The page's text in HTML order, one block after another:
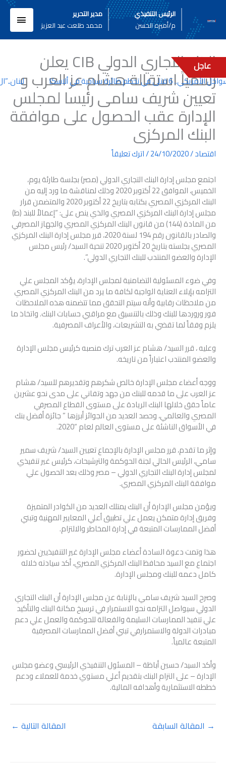
المحتوى
الرئيس التنفيذي
م/أميره الحسن
مدير التحرير
محمد طلعت عبد العزيز
عاجل
في تحطم طائرة سياحية في ألاسكا
البنك التجاري الدولي CIB يعلن
رسمياً استقالة هشام عز العرب و
تعيين شريف سامى رئيسا لمجلس
الإدارة عقب الحصول على موافقة
البنك المركزى
اقتصاد/
24/10/2020
/اترك تعليقاً
اجتمع مجلس إدارة البنك التجاري الدولي (مصر) بجلسة طارئة يوم،
الخميس، الموافق 22 أكتوبر 2020 وذلك لمناقشة ما ورد إليه من
البنك المركزي المصري بكتابه بتاريخ 22 أكتوبر 2020 والمتضمن قرار
مجلس إدارة البنك المركزي المصري والذي ينص على: “إعمالاً للبند (ط)
من المادة (144) من قانون البنك المركزي المصري والجهاز المصرفي
والصادر بالقانون رقم 194 لسنة 2020، قرر مجلس إدارة البنك المركزي
المصري بجلسته بتاريخ 20 أكتوبر 2020 تنحية السيد/ رئيس مجلس
الإدارة والعضو المنتدب للبنك التجاري الدولي”.
وفي ضوء المسئولية التضامنية لمجلس الإدارة، يؤكد المجلس علي
التزامه بإيلاء العناية الواجبة لكافة ما يرد من البنك المركزي المصري
من ملاحظات رقابية وأنه سيتم التحقق مما تتضمنه هذه الملاحظات
فور وروردها للبنك وذلك بالتنسيق مع مراقبي حسابات البنك. واتخاذ ما
يلزم وفقاً لما تقضي به التشريعات، والأعراف المصرفية.
وعليه ، قرر السيد/ هشام عز العرب ترك منصبه كرئيس مجلس الإدارة
والعضو المنتدب اعتباراً من تاريخه.
ووجه أعضاء مجلس الإدارة خالص شكرهم وتقديرهم للسيد/ هشام
عز العرب على ما قدمه للبنك من جهد وتفاني على مدى نحو عشرين
عاماً حقق خلالها البنك الريادة على مستوى القطاع المصرفي
المصري والعالمي، وحصد العديد من الجوائز أبرزها ” جائزة أفضل بنك
في الأسواق الناشئة على مستوى العالم لعام “2020.
وإثر ما تقدم، قرر مجلس الإدارة بالإجماع تعيين السيد/ شريف سمير
سامي، الرئيس الحالي لجنة الحوكمة والترشيحات، كرئيس غير تنفيذي
لمجلس إدارة البنك التجاري الدولي – مصر وذلك بعد الحصول علي
موافقة البنك المركزي المصري.
ويؤمن مجلس الإدارة أن البنك يمتلك العديد من الكوادر المتميزة
وفريق إدارة متمكن يعمل علي تطبيق أعلي المعايير المهنية وتبني
أفضل الممارسات المتبعة في إدارة المخاطر والالتزام.
هذا وتمت دعوة السادة أعضاء مجلس الإدارة غير التنفيذيين لحضور
اجتماع مع السيد محافظ البنك المركزي المصري، أكد سيادته خلاله
كامل دعمه للبنك ومجلس الإدارة.
وصرح السيد شريف سامي بالإنابة عن مجلس الإدارة أن البنك التجاري
الدولي سيواصل التزامه نحو الاستمرار في ترسيخ مكانة البنك والتأكيد
علي تنفيذ الممارسات السليمة والفعالة للحوكمة والعمل علي دعم
مبادرات الدولة والاستمرارفي تبني أفضل الممارسات المصرفية
المتبعة عالمياً.
وأكد السيد/ حسين أباظة – المسئول التنفيذي الرئيسي وعضو مجلس
الإدارة – على التزام البنك بتقديم أعلي مستوي خدمة للعملاء ودعم
خططه الاستثمارية وأهدافه المالية.
→ المقالة السابقة المقالة التالية ←